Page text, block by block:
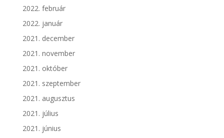
2022. február
2022. január
2021. december
2021. november
2021. október
2021. szeptember
2021. augusztus
2021. július
2021. június